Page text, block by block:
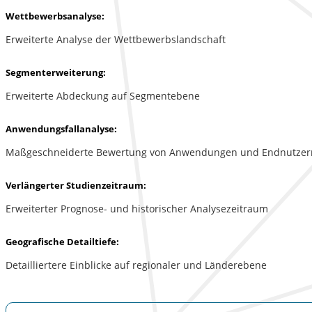
Wettbewerbsanalyse:
Erweiterte Analyse der Wettbewerbslandschaft
Segmenterweiterung:
Erweiterte Abdeckung auf Segmentebene
Anwendungsfallanalyse:
Maßgeschneiderte Bewertung von Anwendungen und
Verlängerter Studienzeitraum:
Erweiterter Prognose- und historischer Analysezeitraum
Geografische Detailtiefe:
Detailliertere Einblicke auf regionaler und Länderebene